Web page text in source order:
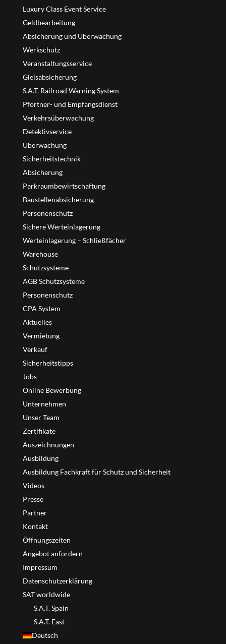
Luxury Class Event Service
Geldbearbeitung
Absicherung und Überwachung
Werkschutz
Veranstaltungsservice
Gleisabsicherung
S.A.T. Railroad Warning System
Pförtner- und Empfangsdienst
Verkehrsüberwachung
Detektivservice
Überwachung
Sicherheitstechnik
Absicherung
Parkraumbewirtschaftung
Baustellenabsicherung
Personenschutz
Sichere Werteinlagerung
Werteinlagerung – Schließfächer
Warehouse
Schutzsysteme
AGB Schutzsysteme
Personenschutz
CPA System
Aktuelles
Vermietung
Verkauf
Sicherheitstipps
Jobs
Online Bewerbung
Unternehmen
Unser Team
Zertifikate
Auszeichnungen
Ausbildung
Ausbildung Fachkraft für Schutz und Sicherheit
Videos
Presse
Partner
Kontakt
Öffnungszeiten
Angebot anfordern
Impressum
Datenschutzerklärung
SAT worldwide
S.A.T. Spain
S.A.T. East
Deutsch